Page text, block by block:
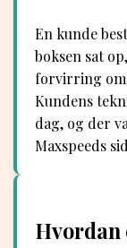
En kunde
boksen sat
forvirring
Kundens
dag, og der
Maxspeeds
Hvordan